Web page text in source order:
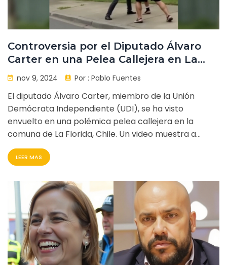
Controversia por el Diputado Álvaro
Carter en una Pelea Callejera en La
Florida
nov 9, 2024 Por : Pablo Fuentes
El diputado Álvaro Carter, miembro de la Unión
Demócrata Independiente (UDI), se ha visto
envuelto en una polémica pelea callejera en la
comuna de La Florida, Chile. Un video muestra a
Carter participando en lo que parece ser una
detención ciudadana, aunque los detalles y las
incidente ha captado la atención debido a la
prominencia política de Carter y la naturaleza
inusual de la situación.
LEER MAS